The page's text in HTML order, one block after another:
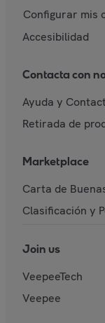
Configurar mis
Accesibilidad
Contacta con
Ayuda y
Retirada de
Marketplace
Carta de
Clasificación y
Join us
VeepeeTech
Veepee